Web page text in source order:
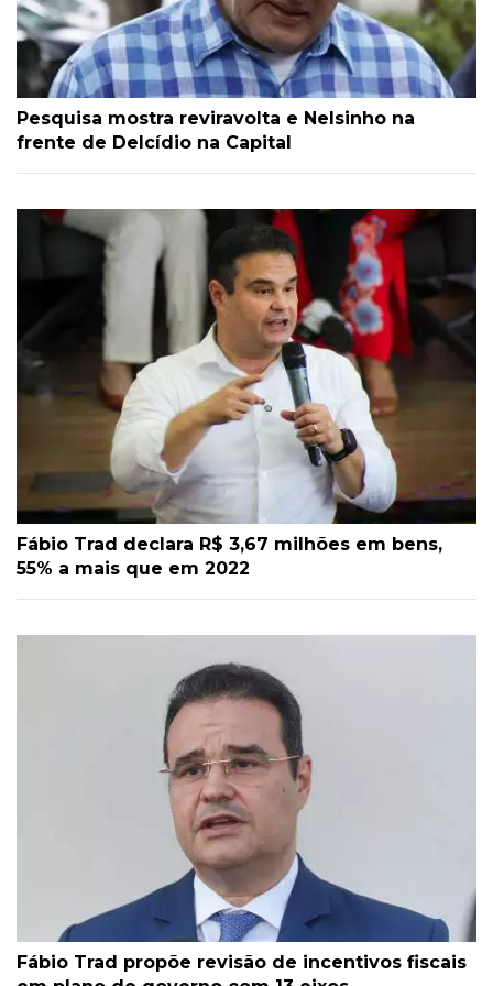
Pesquisa mostra reviravolta e Nelsinho na
frente de Delcídio na Capital
Fábio Trad declara R$ 3,67 milhões em bens,
55% a mais que em 2022
Fábio Trad propõe revisão de incentivos fiscais